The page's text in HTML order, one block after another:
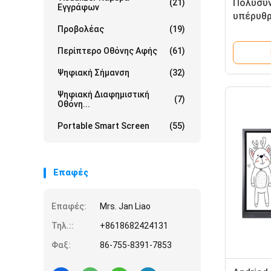
Εγγράφων
(21)
Προβολέας (19)
Περίπτερο Οθόνης Αφής (61)
Ψηφιακή Σήμανση (32)
Ψηφιακή Διαφημιστική
Οθόνη...
(7)
Portable Smart Screen (55)
Επαφές
Επαφές:
Mrs. Jan Liao
Τηλ.::
+8618682424131
Φαξ:
86-755-8391-7853
ελέγχου